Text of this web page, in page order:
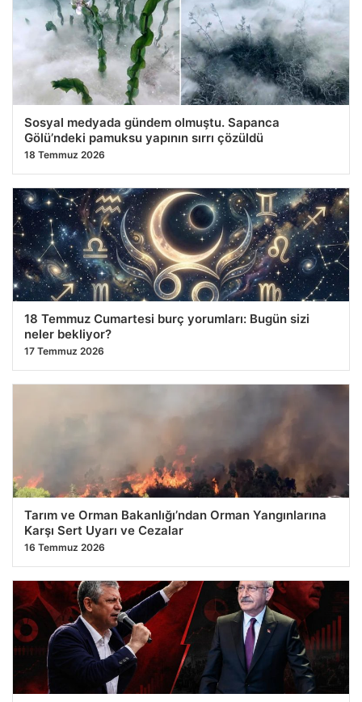
Sosyal medyada gündem olmuştu. Sapanca
Gölü’ndeki pamuksu yapının sırrı çözüldü
18 Temmuz 2026
18 Temmuz Cumartesi burç yorumları: Bugün sizi
neler bekliyor?
17 Temmuz 2026
Tarım ve Orman Bakanlığı’ndan Orman Yangınlarına
Karşı Sert Uyarı ve Cezalar
16 Temmuz 2026